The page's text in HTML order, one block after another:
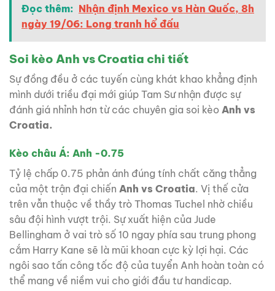
Đọc thêm: Nhận định Mexico vs Hàn Quốc, 8h
ngày 19/06: Long tranh hổ đấu
Soi kèo Anh vs Croatia chi tiết
Sự đồng đều ở các tuyến cùng khát khao khẳng định
mình dưới triều đại mới giúp Tam Sư nhận được sự
đánh giá nhỉnh hơn từ các chuyên gia soi kèo Anh vs
Croatia.
Kèo châu Á: Anh -0.75
Tỷ lệ chấp 0.75 phản ánh đúng tính chất căng thẳng
của một trận đại chiến Anh vs Croatia. Vị thế cửa
trên vẫn thuộc về thầy trò Thomas Tuchel nhờ chiều
sâu đội hình vượt trội. Sự xuất hiện của Jude
Bellingham ở vai trò số 10 ngay phía sau trung phong
cắm Harry Kane sẽ là mũi khoan cực kỳ lợi hại. Các
ngôi sao tấn công tốc độ của tuyển Anh hoàn toàn có
thể mang về niềm vui cho giới đầu tư handicap.